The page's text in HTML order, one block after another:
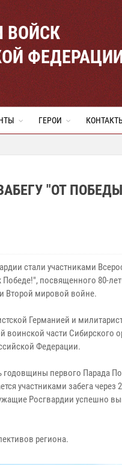
ВОЙСК
ГЕРОИ
"ОТ
стали участниками
Победе!", посвященного 80-
Второй мировой войне.
Германией и
воинской части Сибирского
Федерации.
годовщины первого Парада
участниками забега через
Росгвардии успешно
региона.